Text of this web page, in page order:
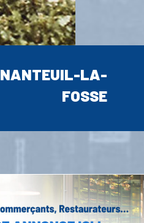
NANTEUIL-LA-
FOSSE